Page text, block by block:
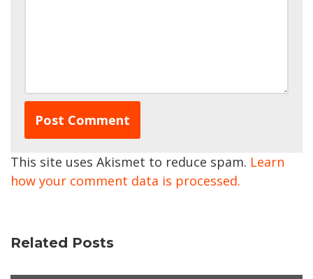
This site uses Akismet to reduce spam. Learn
how your comment data is processed.
Related Posts